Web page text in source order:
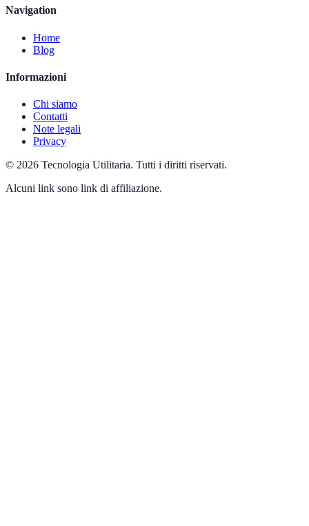
Navigation
Home
Blog
Informazioni
Chi siamo
Contatti
Note legali
Privacy
© 2026 Tecnologia Utilitaria. Tutti i diritti riservati.
Alcuni link sono link di affiliazione.